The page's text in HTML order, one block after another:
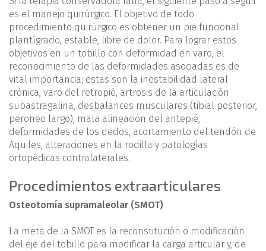
es el manejo quirúrgico. El objetivo de todo
procedimiento quirúrgico es obtener un pie funcional
plantígrado, estable, libre de dolor. Para lograr estos
objetivos en un tobillo con deformidad en varo, el
reconocimiento de las deformidades asociadas es de
vital importancia; estas son la inestabilidad lateral
crónica, varo del retropié, artrosis de la articulación
subastragalina, desbalances musculares (tibial posterior,
peroneo largo), mala alineación del antepié,
deformidades de los dedos, acortamiento del tendón de
Aquiles, alteraciones en la rodilla y patologías
ortopédicas contralaterales.
Procedimientos extraarticulares
Osteotomía supramaleolar (SMOT)
La meta de la SMOT es la reconstitución o modificación
del eje del tobillo para modificar la carga articular y, de